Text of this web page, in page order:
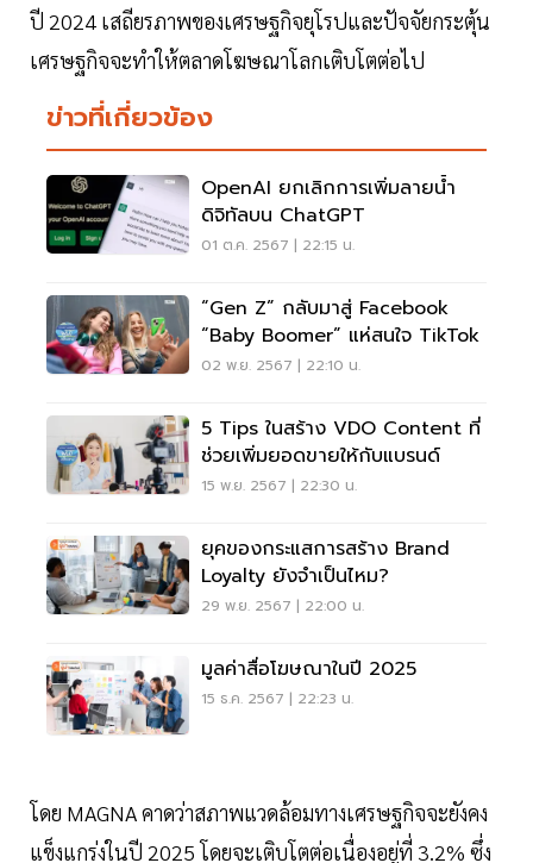
ปี 2024 เสถียรภาพของเศรษฐกิจยุโรปและปัจจัยกระตุ้น
เศรษฐกิจจะทำให้ตลาดโฆษณาโลกเติบโตต่อไป
ข่าวที่เกี่ยวข้อง
OpenAI ยกเลิกการเพิ่มลายน้ำ
ดิจิทัลบน ChatGPT
01 ต.ค. 2567 | 22:15 น.
“Gen Z” กลับมาสู่ Facebook
“Baby Boomer” แห่สนใจ TikTok
02 พ.ย. 2567 | 22:10 น.
5 Tips ในสร้าง VDO Content ที่
ช่วยเพิ่มยอดขายให้กับแบรนด์
15 พ.ย. 2567 | 22:30 น.
ยุคของกระแสการสร้าง Brand
Loyalty ยังจำเป็นไหม?
29 พ.ย. 2567 | 22:00 น.
มูลค่าสื่อโฆษณาในปี 2025
15 ธ.ค. 2567 | 22:23 น.
โดย MAGNA คาดว่าสภาพแวดล้อมทางเศรษฐกิจจะยังคง
แข็งแกร่งในปี 2025 โดยจะเติบโตต่อเนื่องอยู่ที่ 3.2% ซึ่ง